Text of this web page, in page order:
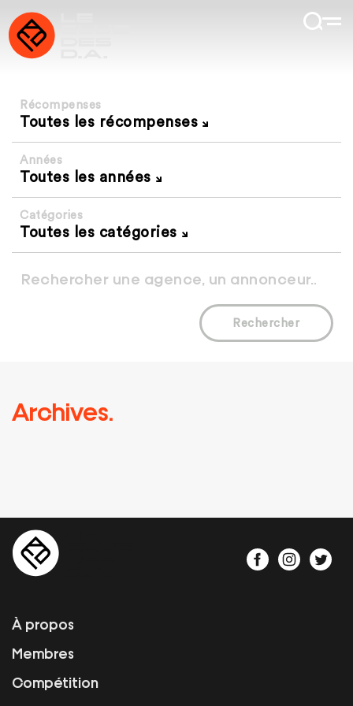
Récompenses
Toutes les récompenses
Années
Toutes les années
Catégories
Toutes les catégories
Rechercher
Archives.
À propos
Membres
Compétition